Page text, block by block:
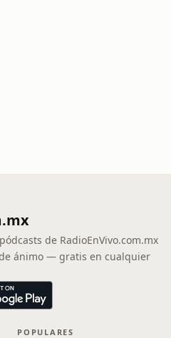
de RadioEnVivo.com.mx
ánimo — gratis en cualquier
POPULARES